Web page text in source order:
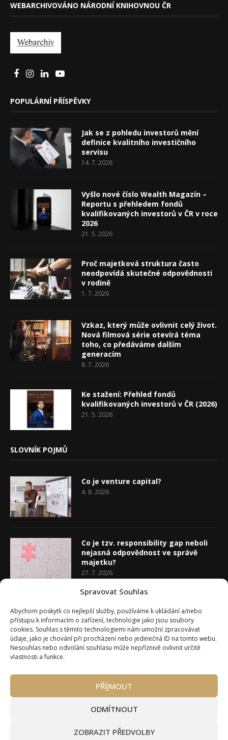
Spravovat Souhlas
Abychom poskytli co nejlepší služby, používáme k ukládání a/nebo
přístupu k informacím o zařízení, technologie jako jsou soubory
cookies. Souhlas s těmito technologiemi nám umožní zpracovávat
údaje, jako je chování při procházení nebo jedinečná ID na tomto webu.
Nesouhlas nebo odvolání souhlasu může nepříznivě ovlivnit určité
vlastnosti a funkce.
PŘÍJMOUT
ODMÍTNOUT
ZOBRAZIT PŘEDVOLBY
WEBARCHIVOVÁNO NÁRODNÍ KNIHOVNOU ČR
POPULÁRNÍ PŘÍSPĚVKY
Jak se z pohledu investorů mění
definice kvalitního investičního
servisu
14. 7. 2026
Vyšlo nové číslo Wealth Magazín –
Reportu s přehledem fondů
kvalifikovaných investorů v ČR v roce
2026
21. 5. 2026
Proč majetková struktura často
neodpovídá skutečné odpovědnosti
v rodině
1. 7. 2026
Vzkaz, který může ovlivnit celý život.
Nová filmová série otevírá téma
toho, co předáváme dalším
generacím
8. 7. 2026
Ke stažení: Přehled fondů
kvalifikovaných investorů v ČR (2026)
21. 5. 2026
SLOVNÍK POJMŮ
Co je venture capital?
4. 8. 2026
Co je tzv. responsibility gap neboli
nejasná odpovědnost ve správě
majetku?
27. 7. 2026
20. 7. 2026
O Wealth Magazínu Můj účet
Kontakty
Máte zájem o spolupráci?
Pravidla používání webu wmag.cz
Ke stažení (partneři a autoři)